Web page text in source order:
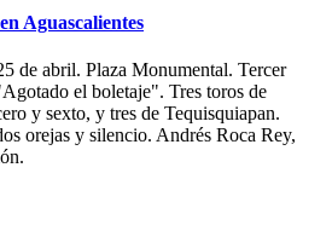
Aguascalientes
de abril. Plaza Monumental. Tercer
el boletaje". Tres toros de
y sexto, y tres de Tequisquiapan.
orejas y silencio. Andrés Roca Rey,